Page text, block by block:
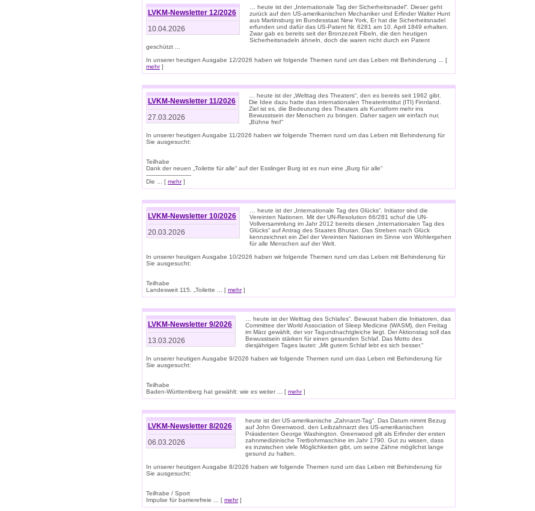
LVKM-Newsletter 12/2026
10.04.2026
… heute ist der „Internationale Tag der Sicherheitsnadel“. Dieser geht
zurück auf den US-amerikanischen Mechaniker und Erfinder Walter Hunt
aus Martinsburg im Bundesstaat New York, Er hat die Sicherheitsnadel
erfunden und dafür das US-Patent Nr. 6281 am 10. April 1849 erhalten.
Zwar gab es bereits seit der Bronzezeit Fibeln, die den heutigen
Sicherheitsnadeln ähneln, doch die waren nicht durch ein Patent
geschützt ...
In unserer heutigen Ausgabe 12/2026 haben wir folgende Themen rund um das Leben mit Behinderung ... [
mehr]
LVKM-Newsletter 11/2026
27.03.2026
… heute ist der „Welttag des Theaters“, den es bereits seit 1962 gibt.
Die Idee dazu hatte das internationalen Theaterinstitut (ITI) Finnland.
Ziel ist es, die Bedeutung des Theaters als Kunstform mehr ins
Bewusstsein der Menschen zu bringen. Daher sagen wir einfach nur,
„Bühne frei!“
In unserer heutigen Ausgabe 11/2026 haben wir folgende Themen rund um das Leben mit Behinderung für
Sie ausgesucht:
Teilhabe
Dank der neuen „Toilette für alle“ auf der Esslinger Burg ist es nun eine „Burg für alle“
-------------------------
Die ... [ mehr]
LVKM-Newsletter 10/2026
20.03.2026
… heute ist der „Internationale Tag des Glücks“. Initiator sind die
Vereinten Nationen. Mit der UN-Resolution 66/281 schuf die UN-
Vollversammlung im Jahr 2012 bereits diesen „Internationalen Tag des
Glücks“ auf Antrag des Staates Bhutan. Das Streben nach Glück
kennzeichnet ein Ziel der Vereinten Nationen im Sinne von Wohlergehen
für alle Menschen auf der Welt.
In unserer heutigen Ausgabe 10/2026 haben wir folgende Themen rund um das Leben mit Behinderung für
Sie ausgesucht:
Teilhabe
Landesweit 115. „Toilette ... [ mehr]
LVKM-Newsletter 9/2026
13.03.2026
… heute ist der Welttag des Schlafes“. Bewusst haben die Initiatoren, das
Committee der World Association of Sleep Medicine (WASM), den Freitag
im März gewählt, der vor Tagundnachtgleiche liegt. Der Aktionstag soll das
Bewusstsein stärken für einen gesunden Schlaf. Das Motto des
diesjährigen Tages lautet: „Mit gutem Schlaf lebt es sich besser.“
In unserer heutigen Ausgabe 9/2026 haben wir folgende Themen rund um das Leben mit Behinderung für
Sie ausgesucht:
Teilhabe
Baden-Württemberg hat gewählt: wie es weiter ... [ mehr]
LVKM-Newsletter 8/2026
06.03.2026
heute ist der US-amerikanische „Zahnarzt-Tag“. Das Datum nimmt Bezug
auf John Greenwood, den Leibzahnarzt des US-amerikanischen
Präsidenten George Washington. Greenwood gilt als Erfinder der ersten
zahnmedizinische Tretbohrmaschine im Jahr 1790. Gut zu wissen, dass
es inzwischen viele Möglichkeiten gibt, um seine Zähne möglichst lange
gesund zu halten.
In unserer heutigen Ausgabe 8/2026 haben wir folgende Themen rund um das Leben mit Behinderung für
Sie ausgesucht:
Teilhabe / Sport
Impulse für barrierefreie ... [ mehr]